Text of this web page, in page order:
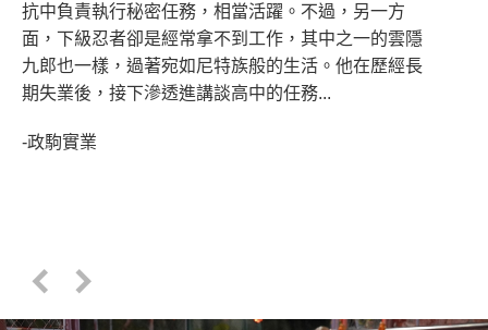
抗中負責執行秘密任務，相當活躍。不過，另一方
面，下級忍者卻是經常拿不到工作，其中之一的雲隱
九郎也一樣，過著宛如尼特族般的生活。他在歷經長
期失業後，接下滲透進講談高中的任務...
-政駒實業